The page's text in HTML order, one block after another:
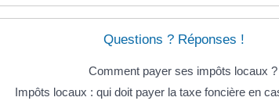
Questions ? Réponses !
Comment payer ses impôts locaux ?
Impôts locaux : qui doit payer la taxe foncière en